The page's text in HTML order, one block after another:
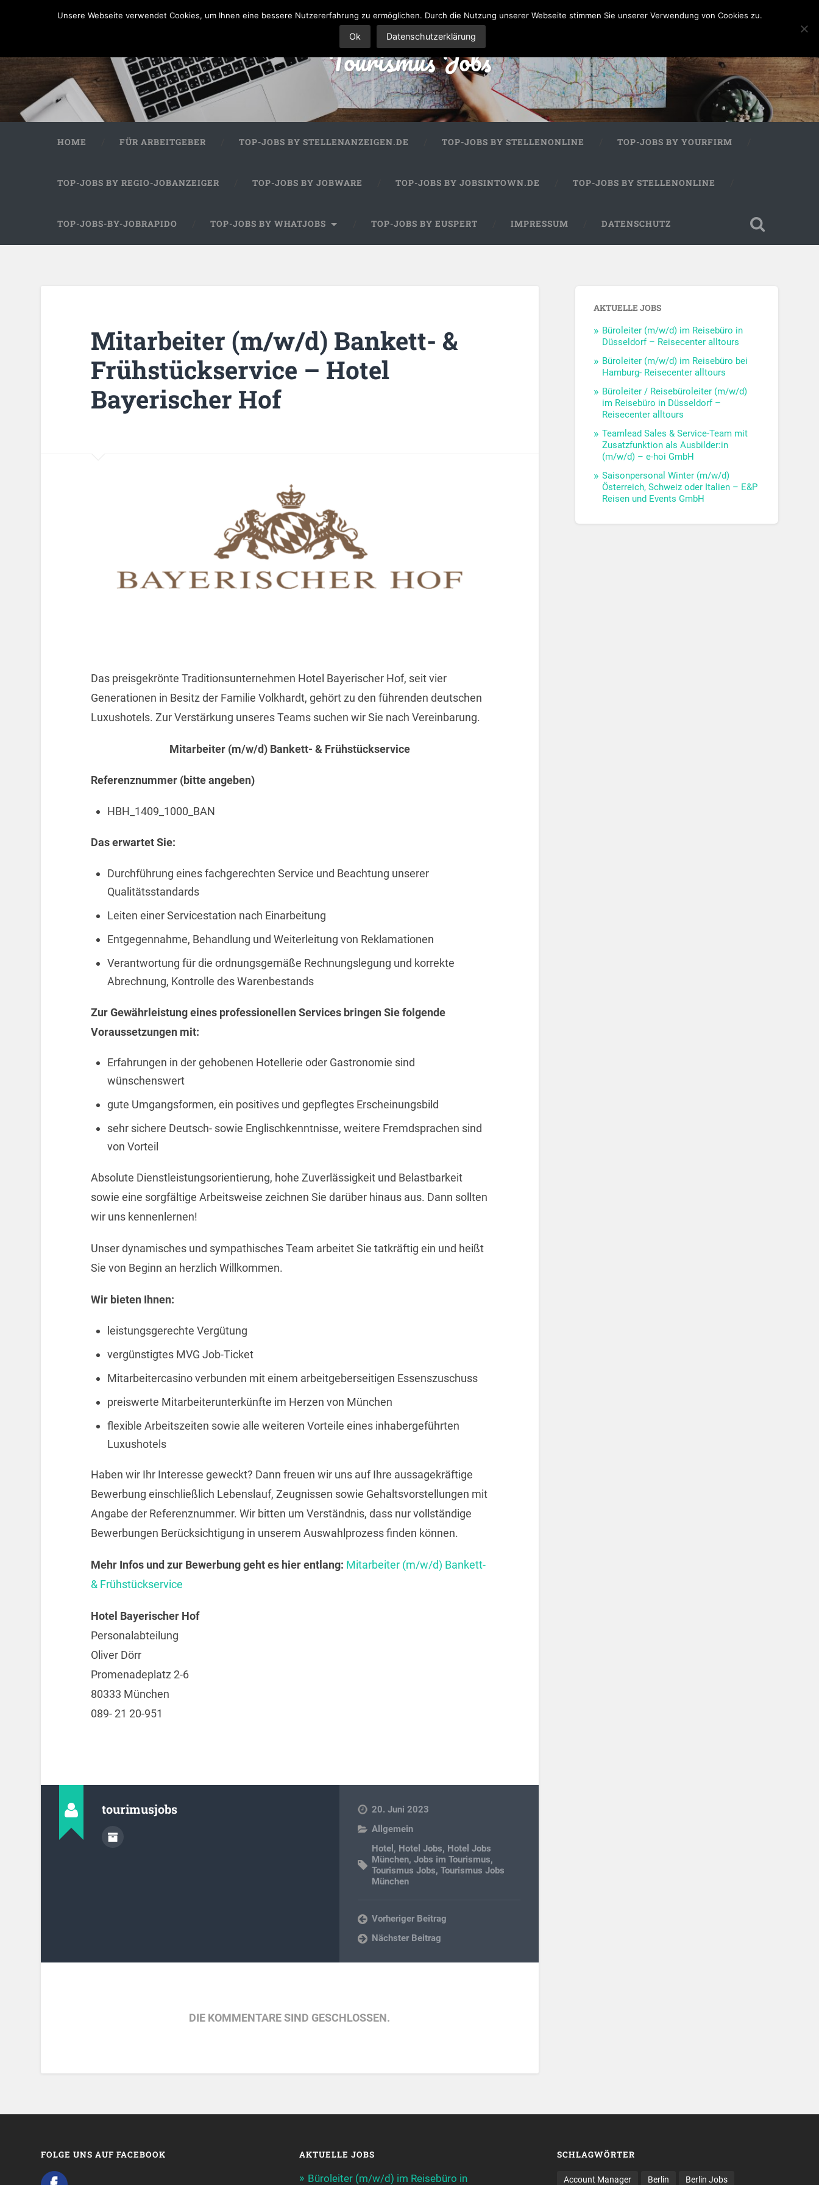
Tourismus Jobs
HOME FÜR ARBEITGEBER TOP-JOBS BY STELLENANZEIGEN.DE TOP-JOBS BY STELLENONLINE TOP-JOBS BY YOURFIRM
TOP-JOBS BY REGIO-JOBANZEIGER TOP-JOBS BY JOBWARE TOP-JOBS BY JOBSINTOWN.DE TOP-JOBS BY STELLENONLINE
TOP-JOBS-BY-JOBRAPIDO TOP-JOBS BY WHATJOBS TOP-JOBS BY EUSPERT IMPRESSUM DATENSCHUTZ
Mitarbeiter (m/w/d) Bankett- &
Frühstückservice – Hotel
Bayerischer Hof
Das preisgekrönte Traditionsunternehmen Hotel Bayerischer Hof, seit vier
Generationen in Besitz der Familie Volkhardt, gehört zu den führenden deutschen
Luxushotels. Zur Verstärkung unseres Teams suchen wir Sie nach Vereinbarung.
Mitarbeiter (m/w/d) Bankett- & Frühstückservice
Referenznummer (bitte angeben)
HBH_1409_1000_BAN
Das erwartet Sie:
Durchführung eines fachgerechten Service und Beachtung unserer
Qualitätsstandards
Leiten einer Servicestation nach Einarbeitung
Entgegennahme, Behandlung und Weiterleitung von Reklamationen
Verantwortung für die ordnungsgemäße Rechnungslegung und korrekte
Abrechnung, Kontrolle des Warenbestands
Zur Gewährleistung eines professionellen Services bringen Sie folgende
Voraussetzungen mit:
Erfahrungen in der gehobenen Hotellerie oder Gastronomie sind
wünschenswert
gute Umgangsformen, ein positives und gepflegtes Erscheinungsbild
sehr sichere Deutsch- sowie Englischkenntnisse, weitere Fremdsprachen sind
von Vorteil
Absolute Dienstleistungsorientierung, hohe Zuverlässigkeit und Belastbarkeit
sowie eine sorgfältige Arbeitsweise zeichnen Sie darüber hinaus aus. Dann sollten
wir uns kennenlernen!
Unser dynamisches und sympathisches Team arbeitet Sie tatkräftig ein und heißt
Sie von Beginn an herzlich Willkommen.
Wir bieten Ihnen:
leistungsgerechte Vergütung
vergünstigtes MVG Job-Ticket
Mitarbeitercasino verbunden mit einem arbeitgeberseitigen Essenszuschuss
preiswerte Mitarbeiterunterkünfte im Herzen von München
flexible Arbeitszeiten sowie alle weiteren Vorteile eines inhabergeführten
Luxushotels
Haben wir Ihr Interesse geweckt? Dann freuen wir uns auf Ihre aussagekräftige
Bewerbung einschließlich Lebenslauf, Zeugnissen sowie Gehaltsvorstellungen mit
Angabe der Referenznummer. Wir bitten um Verständnis, dass nur vollständige
Bewerbungen Berücksichtigung in unserem Auswahlprozess finden können.
Mehr Infos und zur Bewerbung geht es hier entlang: Mitarbeiter (m/w/d) Bankett-
& Frühstückservice
Hotel Bayerischer Hof
Personalabteilung
Oliver Dörr
Promenadeplatz 2-6
80333 München
089- 21 20-951
tourimusjobs
20. Juni 2023
Allgemein
Hotel , Hotel Jobs, Hotel Jobs
München,Jobs im Tourismus,
Tourismus Jobs,Tourismus Jobs
München
Vorheriger Beitrag
Nächster Beitrag
DIE KOMMENTARE SIND GESCHLOSSEN.
AKTUELLE JOBS
Büroleiter (m/w/d) im Reisebüro in
Düsseldorf – Reisecenter alltours
Büroleiter (m/w/d) im Reisebüro bei
Hamburg- Reisecenter alltours
Büroleiter / Reisebüroleiter (m/w/d)
im Reisebüro in Düsseldorf –
Reisecenter alltours
Teamlead Sales & Service-Team mit
Zusatzfunktion als Ausbilder:in
(m/w/d) – e-hoi GmbH
Saisonpersonal Winter (m/w/d)
Österreich, Schweiz oder Italien – E&P
Reisen und Events GmbH
FOLGE UNS AUF FACEBOOK AKTUELLE JOBS
Büroleiter (m/w/d) im Reisebüro in
SCHLAGWÖRTER
Account Manager Berlin Berlin Jobs
Unsere Webseite verwendet Cookies, um Ihnen eine bessere Nutzererfahrung zu ermöglichen. Durch die Nutzung unserer Webseite stimmen Sie unserer Verwendung von Cookies zu.
Ok Datenschutzerklärung